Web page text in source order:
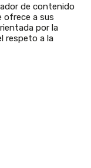
de contenido
ofrece a sus
por la
respeto a la